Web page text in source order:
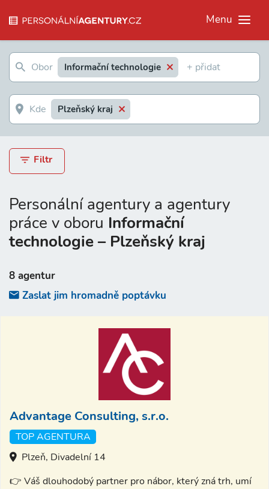
Menu
Informační technologie
Plzeňský kraj
Filtr
Personální agentury a agentury
práce v oboru Informační
technologie – Plzeňský kraj
8 agentur
Zaslat jim hromadně poptávku
Advantage Consulting, s.r.o.
TOP AGENTURA
Plzeň, Divadelní 14
👉 Váš dlouhodobý partner pro nábor, který zná trh, umí